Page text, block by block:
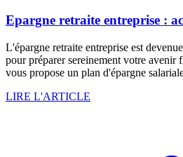
Epargne retraite entreprise :
L'épargne retraite entreprise est
pour préparer sereinement votre avenir
vous propose un plan d'épargne
LIRE L'ARTICLE